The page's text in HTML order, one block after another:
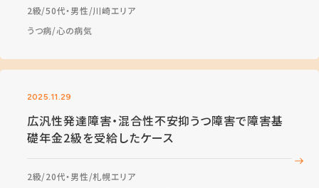
2級 50代・男性 川崎エリア
うつ病 心の病気
2025.11.29
広汎性発達障害・混合性不安抑うつ障害で障害基
礎年金2級を受給したケース
2級 20代・男性 札幌エリア